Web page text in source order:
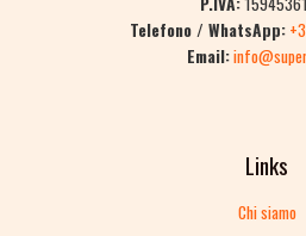
Telefono / WhatsApp:
Email:
Links
Chi siamo